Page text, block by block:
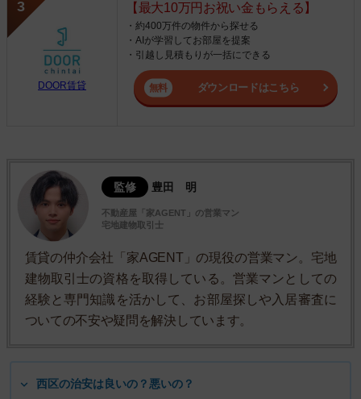
DOOR賃貸
【最大10万円お祝い金もらえる】
・約400万件の物件から探せる
・AIが学習してお部屋を提案
・引越し見積もりが一括にできる
ダウンロードはこちら
監修 豊田 明
不動産屋「家AGENT」の営業マン
宅地建物取引士
賃貸の仲介会社「家AGENT」の現役の営業マン。宅地
建物取引士の資格を取得している。営業マンとしての
経験と専門知識を活かして、お部屋探しや入居審査に
ついての不安や疑問を解決しています。
西区の治安は良いの？悪いの？